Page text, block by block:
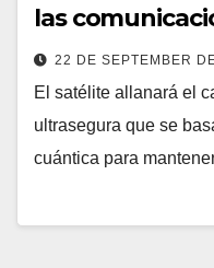
las
22 DE SEPTEMBER
El satélite allanará el
ultrasegura que se
cuántica para